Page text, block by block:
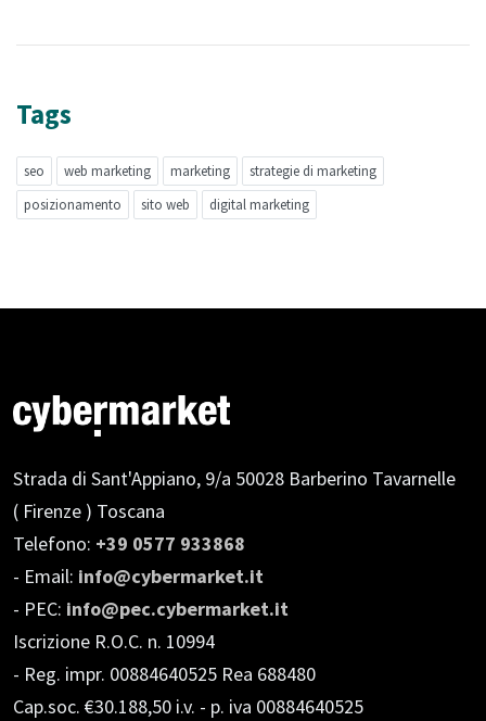
Tags
seo web marketing marketing
strategie di marketing
posizionamento
sito web digital marketing
Strada di Sant'Appiano, 9/a 50028 Barberino Tavarnelle
( Firenze ) Toscana
Telefono: +39 0577 933868
- Email: info@cybermarket.it
- PEC: info@pec.cybermarket.it
Iscrizione R.O.C. n. 10994
- Reg. impr. 00884640525 Rea 688480
Cap.soc. €30.188,50 i.v. - p. iva 00884640525